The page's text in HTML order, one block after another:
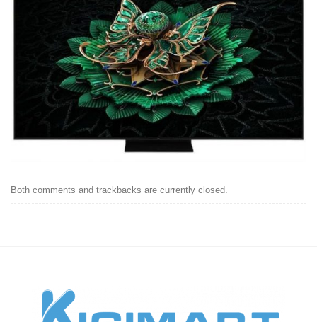
Both comments and trackbacks are currently closed.